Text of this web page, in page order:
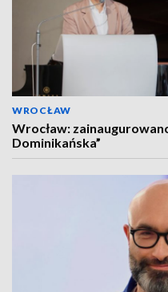
WROCŁAW
Wrocław:
Dominikańska”